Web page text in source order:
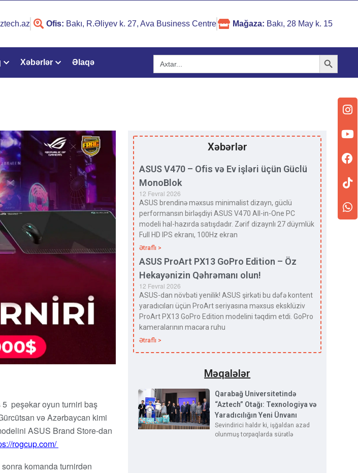
Ofis: Bakı, R.Əliyev k. 27, Ava Business Centre Mağaza: Bakı, 28 May k. 15
Xəbərlər Əlaqə Search
for:
Search Button
5 peşəkar oyun turniri baş
və Azərbaycan kimi
ASUS Brand Store-dan
rogcup.com/
komanda turnirdən
Xəbərlər
ASUS V470 – Ofis və Ev işləri üçün Güclü
MonoBlok
12 Fevral 2026
ASUS brendinə məxsus minimalist dizayn, güclü
performansın birləşdiyi ASUS V470 All-in-One PC
modeli hal-hazırda satışdadır. Zərif dizaynlı 27 düymlük
Full HD IPS ekranı, 100Hz ekran
Ətraflı >
ASUS ProArt PX13 GoPro Edition – Öz
Hekayənizin Qəhrəmanı olun!
12 Fevral 2026
ASUS-dan növbəti yenilik! ASUS şirkəti bu dəfə kontent
yaradıcıları üçün ProArt seriyasına məxsus eksklüziv
ProArt PX13 GoPro Edition modelini təqdim etdi. GoPro
kameralarının macəra ruhu
Ətraflı >
Məqalələr
Qarabağ Universitetində
“Aztech” Otağı: Texnologiya və
Yaradıcılığın Yeni Ünvanı
Sevindirici haldır ki, işğaldan azad
olunmuş torpaqlarda sürətlə